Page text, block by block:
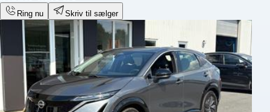
Ring nu Skriv til sælger